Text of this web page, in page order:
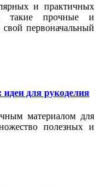
и практичных
такие прочные и
свой первоначальный
для рукоделия
материалом для
полезных и